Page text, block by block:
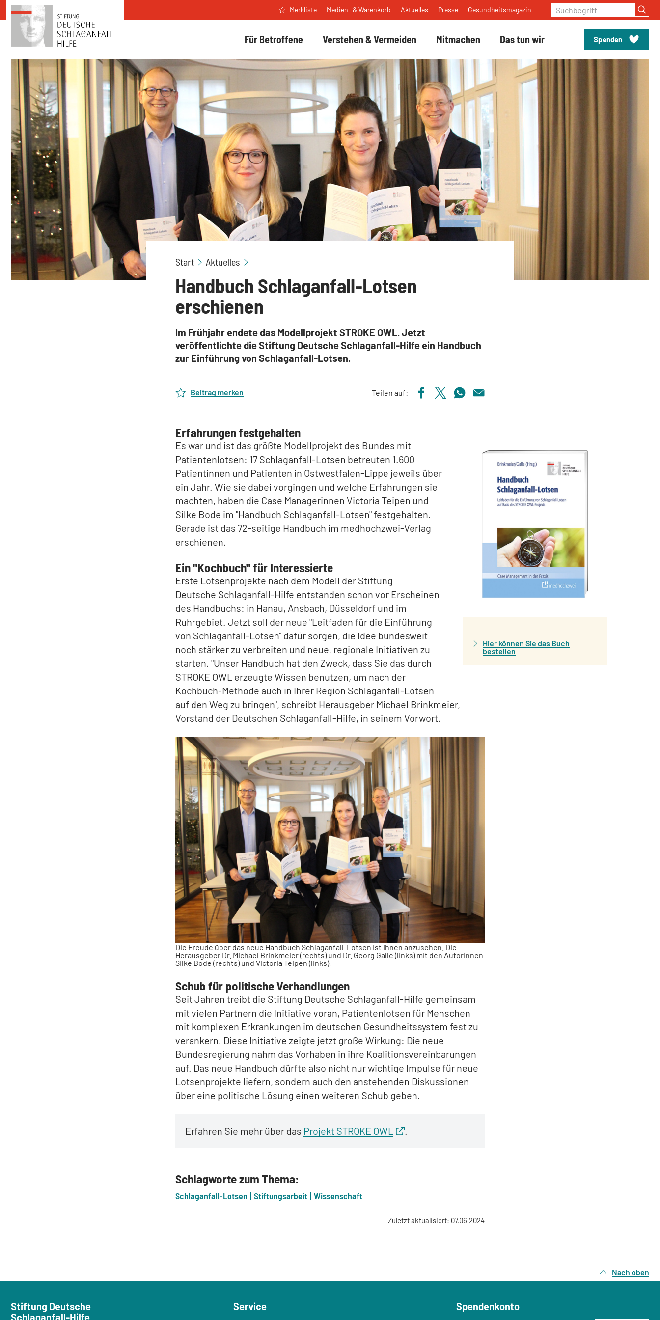
Zum Inhalt springen
Für Betroffene Verstehen & Vermeiden Mitmachen Das tun wir Spenden
Merkliste Medien- & Warenkorb Aktuelles Presse Gesundheitsmagazin Suchbegriff
Start Aktuelles
Handbuch Schlaganfall-Lotsen
erschienen
Im Frühjahr endete das Modellprojekt STROKE OWL. Jetzt
veröffentlichte die Stiftung Deutsche Schlaganfall-Hilfe ein Handbuch
zur Einführung von Schlaganfall-Lotsen.
Beitrag merken Teilen auf:
:
Hier können Sie das Buch
bestellen
Erfahrungen festgehalten
Es war und ist das größte Modellprojekt des Bundes mit
Patientenlotsen: 17 Schlaganfall-Lotsen betreuten 1.600
Patientinnen und Patienten in Ostwestfalen-Lippe jeweils über
ein Jahr. Wie sie dabei vorgingen und welche Erfahrungen sie
machten, haben die Case Managerinnen Victoria Teipen und
Silke Bode im "Handbuch Schlaganfall-Lotsen" festgehalten.
Gerade ist das 72-seitige Handbuch im medhochzwei-Verlag
erschienen.
Ein "Kochbuch" für Interessierte
Erste Lotsenprojekte nach dem Modell der Stiftung
Deutsche Schlaganfall-Hilfe entstanden schon vor Erscheinen
des Handbuchs: in Hanau, Ansbach, Düsseldorf und im
Ruhrgebiet. Jetzt soll der neue "Leitfaden für die Einführung
von Schlaganfall-Lotsen" dafür sorgen, die Idee bundesweit
noch stärker zu verbreiten und neue, regionale Initiativen zu
starten. "Unser Handbuch hat den Zweck, dass Sie das durch
STROKE OWL erzeugte Wissen benutzen, um nach der
Kochbuch-Methode auch in Ihrer Region Schlaganfall-Lotsen
auf den Weg zu bringen", schreibt Herausgeber Michael Brinkmeier,
Vorstand der Deutschen Schlaganfall-Hilfe, in seinem Vorwort.
Die Freude über das neue Handbuch Schlaganfall-Lotsen ist ihnen anzusehen. Die
Herausgeber Dr. Michael Brinkmeier (rechts) und Dr. Georg Galle (links) mit den Autorinnen
Silke Bode (rechts) und Victoria Teipen (links).
Schub für politische Verhandlungen
Seit Jahren treibt die Stiftung Deutsche Schlaganfall-Hilfe gemeinsam
mit vielen Partnern die Initiative voran, Patientenlotsen für Menschen
mit komplexen Erkrankungen im deutschen Gesundheitssystem fest zu
verankern. Diese Initiative zeigte jetzt große Wirkung: Die neue
Bundesregierung nahm das Vorhaben in ihre Koalitionsvereinbarungen
auf. Das neue Handbuch dürfte also nicht nur wichtige Impulse für neue
Lotsenprojekte liefern, sondern auch den anstehenden Diskussionen
über eine politische Lösung einen weiteren Schub geben.
Erfahren Sie mehr über das Projekt STROKE OWL .
Schlagworte zum Thema:
Schlaganfall-Lotsen Stiftungsarbeit Wissenschaft
Zuletzt aktualisiert: 07.06.2024
Nach oben
Stiftung Deutsche
Schlaganfall-Hilfe
Service Spendenkonto